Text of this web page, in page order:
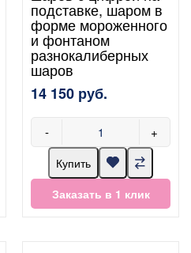
подставке, шаром в
форме мороженного
и фонтаном
разнокалиберных
шаров
14 150 руб.
- +
Купить
Заказать в 1 клик